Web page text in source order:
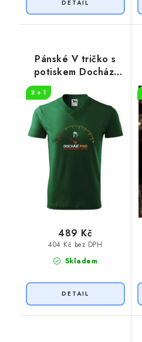
Pánské V tričko s
potiskem Dochází
2 + 1
Skladem
404 Kč bez DPH
489 Kč